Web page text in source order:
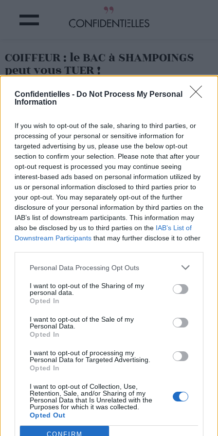
Confidentielles - Do Not Process My Personal
Information
If you wish to opt-out of the sale, sharing to third parties, or
processing of your personal or sensitive information for
targeted advertising by us, please use the below opt-out
section to confirm your selection. Please note that after your
opt-out request is processed you may continue seeing
interest-based ads based on personal information utilized by
us or personal information disclosed to third parties prior to
your opt-out. You may separately opt-out of the further
disclosure of your personal information by third parties on the
IAB’s list of downstream participants. This information may
also be disclosed by us to third parties on the IAB’s List of
Downstream Participants that may further disclose it to other
Personal Data Processing Opt Outs
I want to opt-out of the Sharing of my
personal data.
Opted In
I want to opt-out of the Sale of my
Personal Data.
Opted In
I want to opt-out of processing my
Personal Data for Targeted Advertising.
Opted In
I want to opt-out of Collection, Use,
Retention, Sale, and/or Sharing of my
Personal Data that Is Unrelated with the
Purposes for which it was collected.
Opted Out
CONFIRM
COIFFEUR : le BAC à SHAMPOINGS
peut vous TUER !
Partager sur Facebook
Horreu r dans les salons
coiffure !
C'est un cas en Grande-
Bretagne qui a levé le
tabou: OUI, le bac à
shampoings chez votre
coiffeur peut vous tuer !
C'est ce que l'on appelle
de « syndrome sur salon
de beauté »: en se faisant
laver les cheveux chez le
coiffeur, notre cou peut
être soumis à une pression
excessive.
conséquences
, pouvant créer des caillots de
Lancer le diaporama
Le jeune britannique, lui, a été victime d'un AVC
Voilà de quoi nous faire réfléchir à deux fois
Crédit Photo / Pinterest1,2,3,4
Partager sur Facebook